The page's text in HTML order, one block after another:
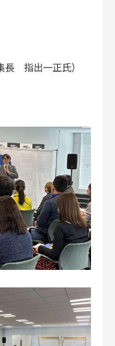
多様性
ものづくり
ラボレーター
コラボレーション
すみだ3M運動
グ
みだモダン
長 指出一正氏）